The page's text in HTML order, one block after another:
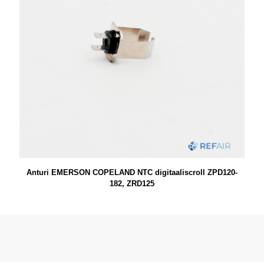
Anturi EMERSON COPELAND NTC digitaaliscroll ZPD120-
182, ZRD125